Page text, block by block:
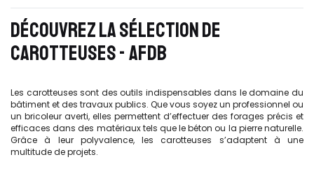
DÉCOUVREZ LA SÉLECTION DE
CAROTTEUSES - AFDB
Les carotteuses sont des outils indispensables dans le domaine du
bâtiment et des travaux publics. Que vous soyez un professionnel ou
un bricoleur averti, elles permettent d’effectuer des forages précis et
efficaces dans des matériaux tels que le béton ou la pierre naturelle.
Grâce à leur polyvalence, les carotteuses s’adaptent à une
multitude de projets.